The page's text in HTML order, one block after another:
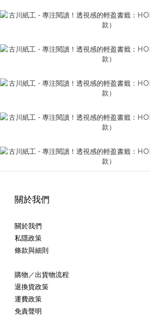
關於我們
關於我們
私隱政策
條款與細則
購物／出貨物流程
退換貨政策
運費政策
免責聲明